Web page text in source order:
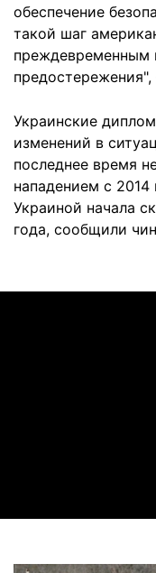
обеспечение
такой шаг
преждевременным
Украинские
изменений в
последнее время
нападением с 2014
Украиной начала
года, сообщили